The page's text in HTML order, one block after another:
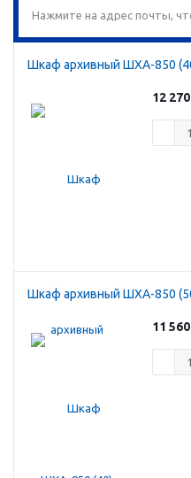
Нажмите на адрес почты,
Шкаф архивный ШХА-850
12 270
Шкаф архивный ШХА-850
11 560